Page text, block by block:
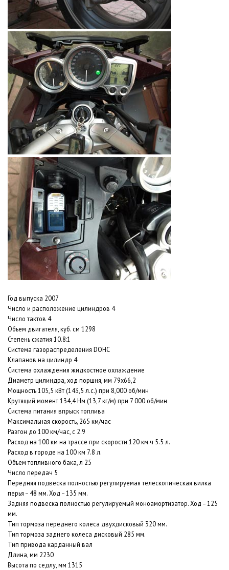
Год выпуска 2007
Число и расположение цилиндров 4
Число тактов 4
Объем двигателя, куб. см 1298
Степень сжатия 10.8:1
Система газораспределения DOHC
Клапанов на цилиндр 4
Система охлаждения жидкостное охлаждение
Диаметр цилиндра, ход поршня, мм 79x66,2
Мощность 105,5 кВт (143,5 л.с.) при 8,000 об/мин
Крутящий момент 134,4 Нм (13,7 кг/м) при 7 000 об/мин
Система питания впрыск топлива
Максимальная скорость, 265 км/час
Разгон до 100 км/час, с 2.9
Расход на 100 км на трассе при скорости 120 км.ч 5.5 л.
Расход в городе на 100 км 7.8 л.
Объем топливного бака, л 25
Число передач 5
Передняя подвеска полностью регулируемая телескопическая вилка
перья – 48 мм. Ход – 135 мм.
Задняя подвеска полностью регулируемый моноамортизатор. Ход – 125
мм.
Тип тормоза переднего колеса двухдисковый 320 мм.
Тип тормоза заднего колеса дисковый 285 мм.
Тип привода карданный вал
Длина, мм 2230
Высота по седлу, мм 1315